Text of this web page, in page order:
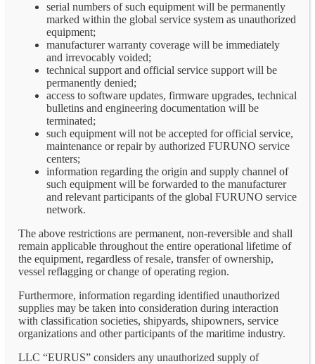
serial numbers of such equipment will be permanently
marked within the global service system as unauthorized
equipment;
manufacturer warranty coverage will be immediately
and irrevocably voided;
technical support and official service support will be
permanently denied;
access to software updates, firmware upgrades, technical
bulletins and engineering documentation will be
terminated;
such equipment will not be accepted for official service,
maintenance or repair by authorized FURUNO service
centers;
information regarding the origin and supply channel of
such equipment will be forwarded to the manufacturer
and relevant participants of the global FURUNO service
network.
The above restrictions are permanent, non-reversible and shall
remain applicable throughout the entire operational lifetime of
the equipment, regardless of resale, transfer of ownership,
vessel reflagging or change of operating region.
Furthermore, information regarding identified unauthorized
supplies may be taken into consideration during interaction
with classification societies, shipyards, shipowners, service
organizations and other participants of the maritime industry.
LLC “EURUS” considers any unauthorized supply of